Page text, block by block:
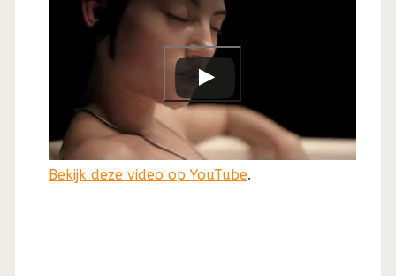
Bekijk deze video op YouTube.